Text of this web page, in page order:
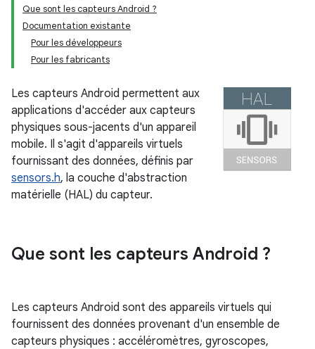
Que sont les capteurs Android ?
Documentation existante
Pour les développeurs
Pour les fabricants
Les capteurs Android permettent aux
applications d'accéder aux capteurs
physiques sous-jacents d'un appareil
mobile. Il s'agit d'appareils virtuels
fournissant des données, définis par
sensors.h, la couche d'abstraction
matérielle (HAL) du capteur.
Que sont les capteurs Android ?
Les capteurs Android sont des appareils virtuels qui
fournissent des données provenant d'un ensemble de
capteurs physiques : accéléromètres, gyroscopes,